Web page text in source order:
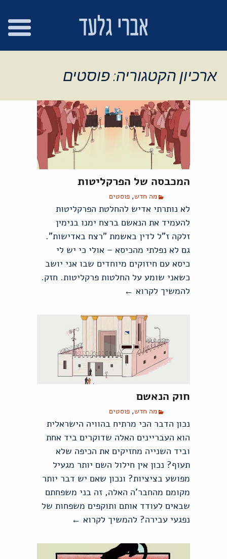
ארכיון הקטגוריה: פוסטים
המכבסה של הפרקליטות
מה חדש, פוסטים
לא נותרתי אדיש להחלטת הפרקליטות
להעמיד את הנאשם ברצח ימנו בנימין
זלקה ז"ל לדין באשמת "רצח באדישות".
גם לא נפלתי מהכיסא – אולי כי יש לי
כיסא עם חיזוקים מיוחדים שבו אני יושב
כשאני שומע על החלטות פרקליטות. חזק.
להמשיך לקרוא המכבסה של הפרקליטות
←
חוק הנאשם
מה חדש, פוסטים
נכון הדבר הכי מרתיח בהוויה הישראלית
הוא העבריינים האלה שדוקרים ביד אחת
וביד השנייה מחזיקים את הכיפה שלא
תעוף? נכון אין חילול השם יותר מגעיל
מפושע בציציות? ונכון שאם יש דבר יותר
מקומם מהחבר'ה האלה, זה בני משפחתם
שבאים לעודד אותם ותוקפים משפחות של
נפגעי עבירה? להמשיך לקרוא חוק הנאשם
←